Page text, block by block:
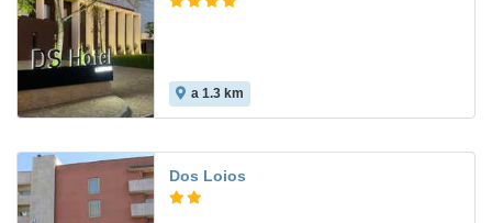
a 1.3 km
Dos Loios